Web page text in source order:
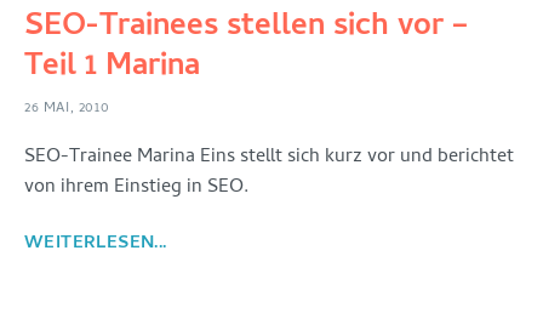
SEO-Trainees stellen sich vor –
Teil 1 Marina
26 MAI, 2010
SEO-Trainee Marina Eins stellt sich kurz vor und berichtet
von ihrem Einstieg in SEO.
WEITERLESEN...